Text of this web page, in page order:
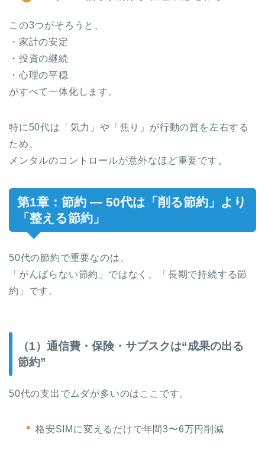
この3つがそろうと、
・家計の安定
・投資の継続
・心理の平穏
がすべて一体化します。
特に50代は「気力」や「焦り」が行動の質を左右する
ため、
メンタルのコントロールが意外なほど重要です。
第1章：節約 ― 50代は「削る節約」より
「整える節約」
50代の節約で重要なのは、
「がんばらない節約」ではなく、「長期で持続する節
約」です。
（1）通信費・保険・サブスクは“成果の出る
節約”
50代の支出でムダが多いのはここです。
格安SIMに変えるだけで年間3〜6万円削減